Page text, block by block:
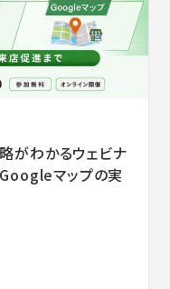
がわかるウェビナ
マップの実